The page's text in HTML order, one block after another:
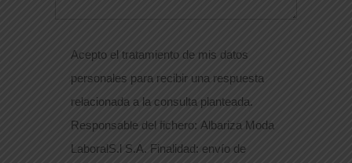
Acepto el tratamiento de mis datos
personales para recibir una respuesta
relacionada a la consulta planteada.
Responsable del fichero: Albariza Moda
LaboralS.l S.A. Finalidad: envío de